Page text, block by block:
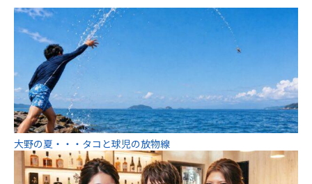
大野の夏・・・タコと球児の放物線